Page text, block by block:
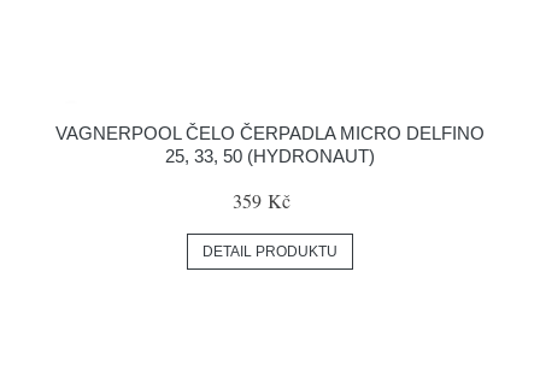
VAGNERPOOL ČELO ČERPADLA MICRO DELFINO
25, 33, 50 (HYDRONAUT)
359 Kč
DETAIL PRODUKTU